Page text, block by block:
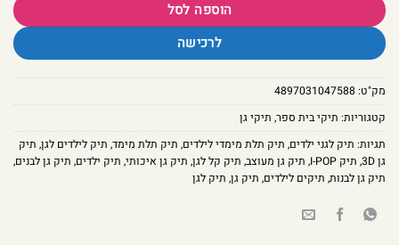
הוספה לסל
לרכישה
מק"ט:4897031047588
קטגוריות: תיקי בית ספר, תיקי גן
תגיות: תיק לגני ילדים, תיק תלת מימדי לילדים, תיק תלת מימד, תיק לילדים לגן, תיק
גן 3D
, תיק I-POP , תיק גן מעוצב, תיק קל לגן, תיק גן איכותי, תיק ילדים, תיק גן לבנים,
תיק גן לבנות, תיקים לילדים, תיק גן, תיק לגן